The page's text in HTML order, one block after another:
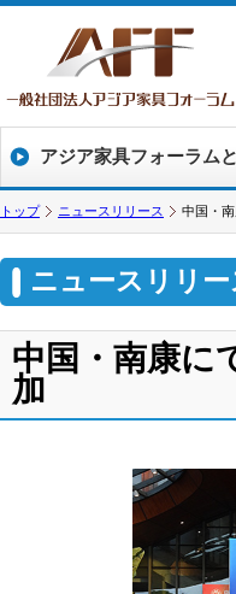
アジア家具フォーラム
トップ ニュースリリース 中国・
ニュースリリー
中国・南康に
加